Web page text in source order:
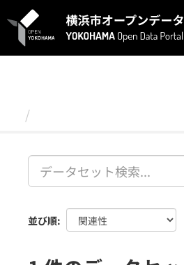
キ
並び順